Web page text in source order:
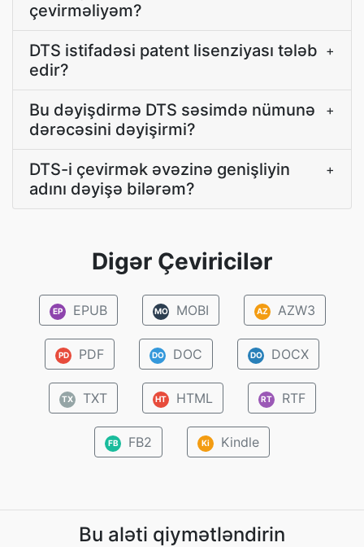
çevirməliyəm?
DTS istifadəsi patent lisenziyası tələb
edir?
+
Bu dəyişdirmə DTS səsimdə nümunə
dərəcəsini dəyişirmi?
+
DTS-i çevirmək əvəzinə genişliyin
adını dəyişə bilərəm?
+
Digər Çeviricilər
EP EPUB MO MOBI AZ AZW3
PD PDF DO DOC DO DOCX
TX TXT HT HTML RT RTF
FB FB2 Ki Kindle
Bu aləti qiymətləndirin